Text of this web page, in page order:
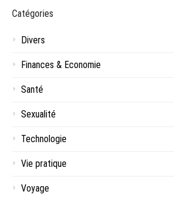
Catégories
Divers
Finances & Economie
Santé
Sexualité
Technologie
Vie pratique
Voyage